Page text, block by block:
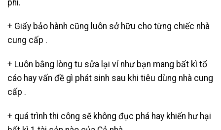
phí.
+ Giấy bảo hành cũng luôn sở hữu cho từng chiếc nhà
cung cấp .
+ Luôn bằng lòng tu sửa lại ví như bạn mang bất kì tố
cáo hay vấn đề gì phát sinh sau khi tiêu dùng nhà cung
cấp .
+ quá trình thi công sẽ không đục phá hay khiến hư hại